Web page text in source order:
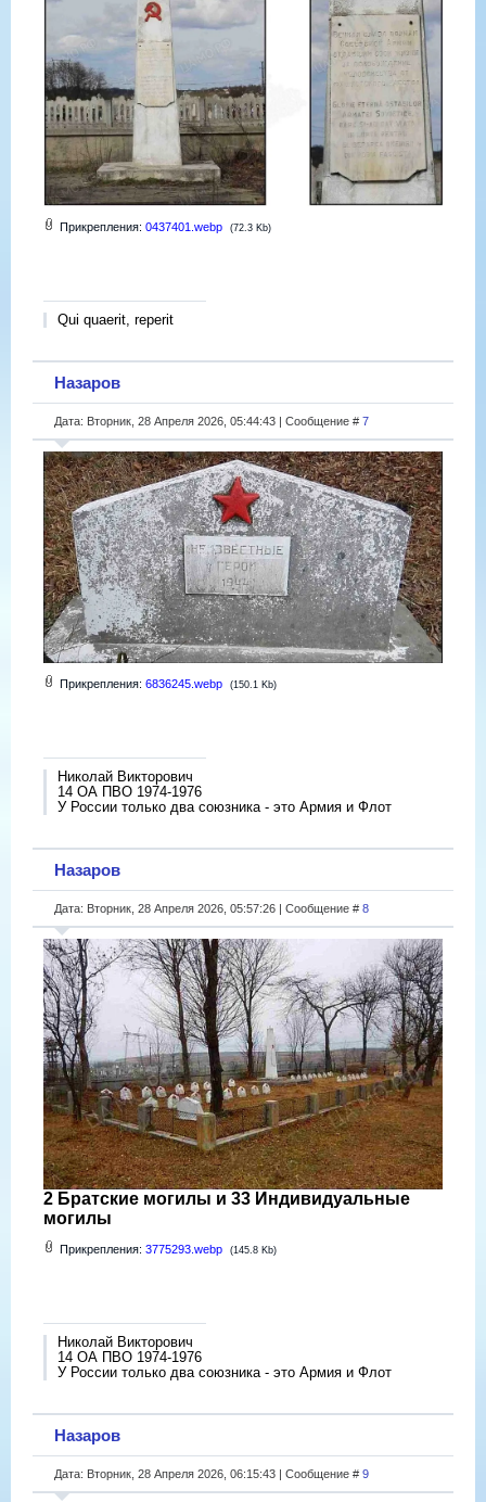
Прикрепления: 0437401.webp (72.3 Kb)
Qui quaerit, reperit
Назаров
Дата: Вторник, 28 Апреля 2026, 05:44:43 | Сообщение # 7
Прикрепления: 6836245.webp (150.1 Kb)
Николай Викторович
14 ОА ПВО 1974-1976
У России только два союзника - это Армия и Флот
Назаров
Дата: Вторник, 28 Апреля 2026, 05:57:26 | Сообщение # 8
2 Братские могилы и 33 Индивидуальные
могилы
Прикрепления: 3775293.webp (145.8 Kb)
Николай Викторович
14 ОА ПВО 1974-1976
У России только два союзника - это Армия и Флот
Назаров
Дата: Вторник, 28 Апреля 2026, 06:15:43 | Сообщение # 9